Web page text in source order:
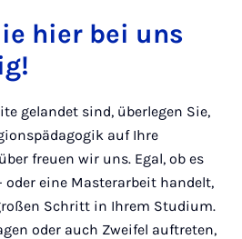
hier bei uns
gelandet sind, überlegen Sie,
auf Ihre
freuen wir uns. Egal, ob es
eine Masterarbeit handelt,
Schritt in Ihrem Studium.
oder auch Zweifel auftreten,